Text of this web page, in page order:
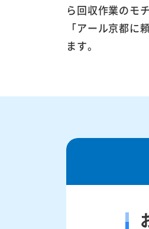
ら回収作業のモ
「アール京都
ます。